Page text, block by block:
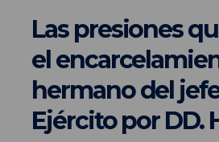
Las presiones
el
hermano del
Ejército por DD.